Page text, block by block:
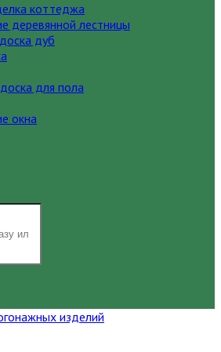
коттеджа
деревянной лестницы
дуб
для пола
окна